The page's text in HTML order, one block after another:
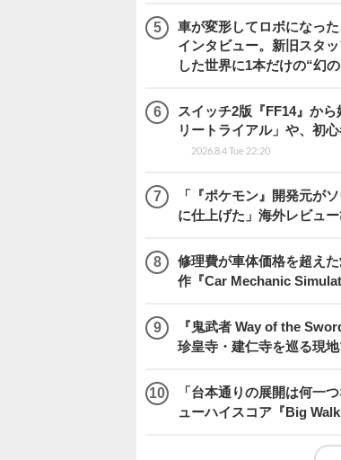
車が変形してロボになっ
インタビュー。新旧スタ
した世界に1本だけの“幻
スイッチ2版『FF14』か
リートライアル」や、初
2026.8.4 Tue 22:20
「『ポケモン』開発元が
に仕上げた」海外レビュ
修理費が車体価格を超え
作『Car Mechanic
『鬼武者 Way of the
珍皇寺・建仁寺を巡る現
「台本通りの展開は何一
ューハイスコア『Big Walk